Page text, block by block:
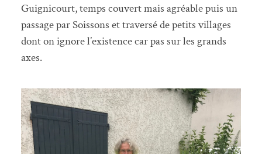
Guignicourt, temps couvert mais agréable puis un
passage par Soissons et traversé de petits villages
dont on ignore l’existence car pas sur les grands
axes.